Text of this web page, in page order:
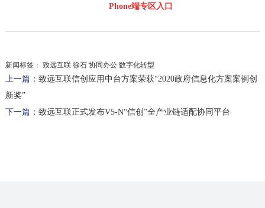
Phone端专区入口
新闻标签： 致远互联 徐石 协同办公 数字化转型
上一篇： 致远互联信创应用中台方案荣获“2020政府信息化方案案例创
新奖”
下一篇： 致远互联正式发布V5-N“信创”全产业链适配协同平台